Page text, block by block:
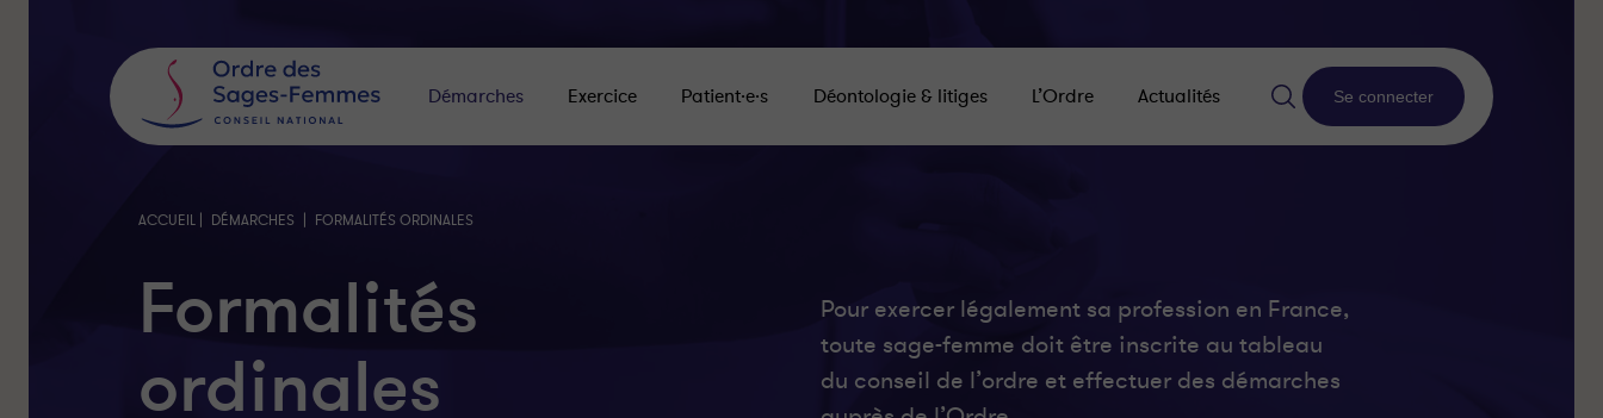
Démarches Exercice Patient·e·s Déontologie & litiges L’Ordre Actualités Se connecter
ACCUEIL | DÉMARCHES | FORMALITÉS ORDINALES
Formalités
ordinales
Pour exercer légalement sa profession en France,
toute sage-femme doit être inscrite au tableau
du conseil de l’ordre et effectuer des démarches